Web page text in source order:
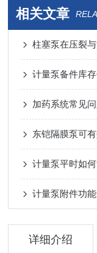
相关文章
柱塞泵在压裂
加药系统常见
东铠隔膜泵可
计量泵平时如
计量泵附件功
详细介绍